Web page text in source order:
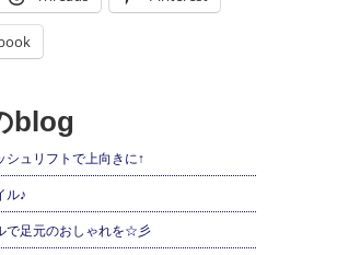
blog
シュリフトで上向きに↑
ル♪
で足元のおしゃれを☆彡